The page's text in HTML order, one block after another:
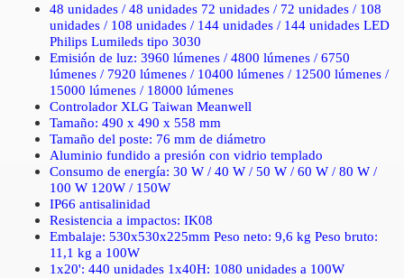
48 unidades / 48 unidades 72 unidades / 72 unidades / 108
unidades / 108 unidades / 144 unidades / 144 unidades LED
Philips Lumileds tipo 3030
Emisión de luz: 3960 lúmenes / 4800 lúmenes / 6750
lúmenes / 7920 lúmenes / 10400 lúmenes / 12500 lúmenes /
15000 lúmenes / 18000 lúmenes
Controlador XLG Taiwan Meanwell
Tamaño: 490 x 490 x 558 mm
Tamaño del poste: 76 mm de diámetro
Aluminio fundido a presión con vidrio templado
Consumo de energía: 30 W / 40 W / 50 W / 60 W / 80 W /
100 W 120W / 150W
IP66 antisalinidad
Resistencia a impactos: IK08
Embalaje: 530x530x225mm Peso neto: 9,6 kg Peso bruto:
11,1 kg a 100W
1x20': 440 unidades 1x40H: 1080 unidades a 100W